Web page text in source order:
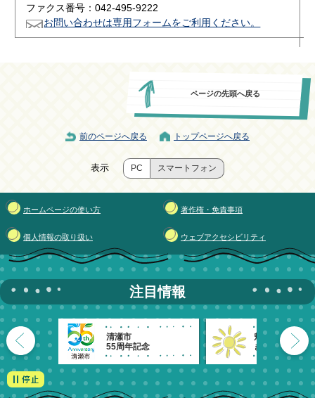
ファクス番号：042-495-9222
お問い合わせは専用フォームをご利用ください。
ページの先頭へ戻る
前のページへ戻る トップページへ戻る
表示 PC スマートフォン
ホームページの使い方 著作権・免責事項
個人情報の取り扱い ウェブアクセシビリティ
注目情報
清瀬市
55周年記念
魅力発信！
きよせのーと。